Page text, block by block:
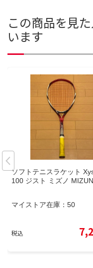
この商品を見
います
ソフトテニスラケット
100 ジスト ミズノ
マイストア在庫： 50
税込